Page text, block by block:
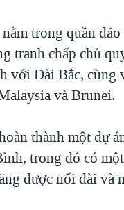
trong quần
tranh chấp chủ
với Đài Bắc, cùng
và Brunei.
thành một dự
trong đó có
được nối dài và